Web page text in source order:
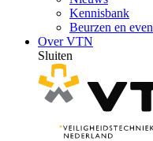
Kennisbank
Beurzen en
Over VTN
Sluiten